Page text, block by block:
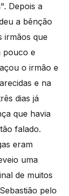
Depois a
a bênção
irmãos que
pouco e
o irmão e
e na
dias já
que havia
falado.
eram
uma
de muitos
pelo